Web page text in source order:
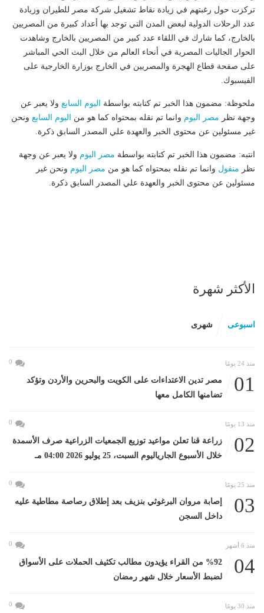
تركزت حول رغبتهم في زيادة نقاط تشغيل شركة مصر للطيران وزيادة
عدد الرحلات الدولية لبعض المدن التي توجد بها أعداد كبيرة من المصريين
بالخارج، كما شارك في اللقاء عدد كبير من المصريين بالخارج وشاهدت
الحوار الجاليات المصرية في أنحاء العالم من خلال البث الحي المباشر
على صفحة قطاع الهجرة والمصريين في الخارج بوزارة الخارجية على
الفيسبوك.
ملحوظة: مضمون هذا الخبر تم كتابته بواسطة اليوم السابع ولا يعبر عن
وجهة نظر مصر اليوم وانما تم نقله بمحتواه كما هو من اليوم السابع ونحن
غير مسئولين عن محتوى الخبر والعهدة علي المصدر السابق ذكرة.
انتبه: مضمون هذا الخبر تم كتابته بواسطة مصر اليوم ولا يعبر عن وجهة
نظر منقول وانما تم نقله بمحتواه كما هو من مصر اليوم ونحن غير
مسئولين عن محتوى الخبر والعهدة علي المصدر السابق ذكرة.
الأكثر شهرة
اسبوعى شهرى
منذ 24 يومًا 0
01
مصر تدين الاعتداءات على الكويت والبحرين والأردن وتؤكد
تضامنها الكامل معها
منذ 13 يومًا 0
02
زراعة قنا تعلن مواعيد توزيع الجمعيات الزراعية صرف الأسمدة
خلال الأسبوع الجارياليوم السبت، 25 يوليو 2026 04:00 مـ
منذ 25 يومًا 0
03
إصابة مروان البرغوثي بنزيف بعد إطلاق رصاصة مطاطية عليه
داخل السجن
منذ 6 أشهر 0
04
%92 من القراء يؤيدون مطالب تكثيف الحملات على الأسواق
لضبط الأسعار خلال شهر رمضان
منذ 30 يومًا 0